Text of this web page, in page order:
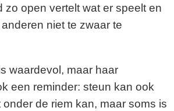
zo open vertelt wat er speelt en
niet te zwaar te
waardevol, maar haar
een reminder: steun kan ook
onder de riem kan, maar soms is